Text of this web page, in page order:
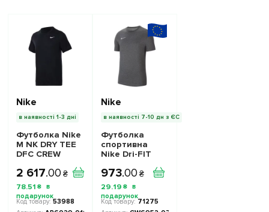
Nike
в наявності 1-3 дні
Футболка Nike
M NK DRY TEE
DFC CREW
010 - Офіційна
Продукція
2 617.00 ₴
78.51 ₴
53988
Nike
в наявності 7-10 дн з ЄС
Футболка
спортивна
Nike Dri-FIT
CW6952-071 -
Офіційна
Продукція
973.00 ₴
29.19 ₴
71275